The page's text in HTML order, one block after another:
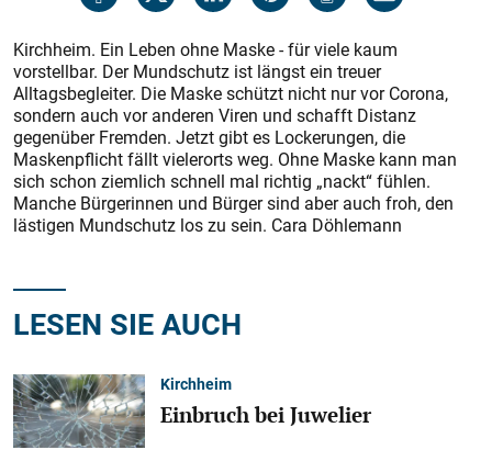
Kirchheim. Ein Leben ohne Maske - für viele kaum
vorstellbar. Der Mundschutz ist längst ein treuer
Alltagsbegleiter. Die Maske schützt nicht nur vor Corona,
sondern auch vor anderen Viren und schafft Distanz
gegenüber Fremden. Jetzt gibt es Lockerungen, die
Maskenpflicht fällt vielerorts weg. Ohne Maske kann man
sich schon ziemlich schnell mal richtig „nackt“ fühlen.
Manche Bürgerinnen und Bürger sind aber auch froh, den
lästigen Mundschutz los zu sein. Cara Döhlemann
LESEN SIE AUCH
Kirchheim
Einbruch bei Juwelier